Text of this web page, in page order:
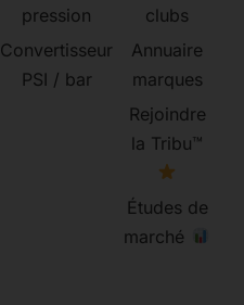
pression
Convertisseur
PSI / bar
clubs
Annuaire
marques
Rejoindre
la Tribu™
Études de
marché